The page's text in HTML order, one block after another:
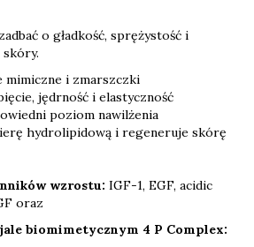
o gładkość, sprężystość i
mimiczne i zmarszczki
jędrność i elastyczność
poziom nawilżenia
hydrolipidową i regeneruje skórę
wzrostu: IGF-1, EGF, acidic
oraz
biomimetycznym 4 P Complex: